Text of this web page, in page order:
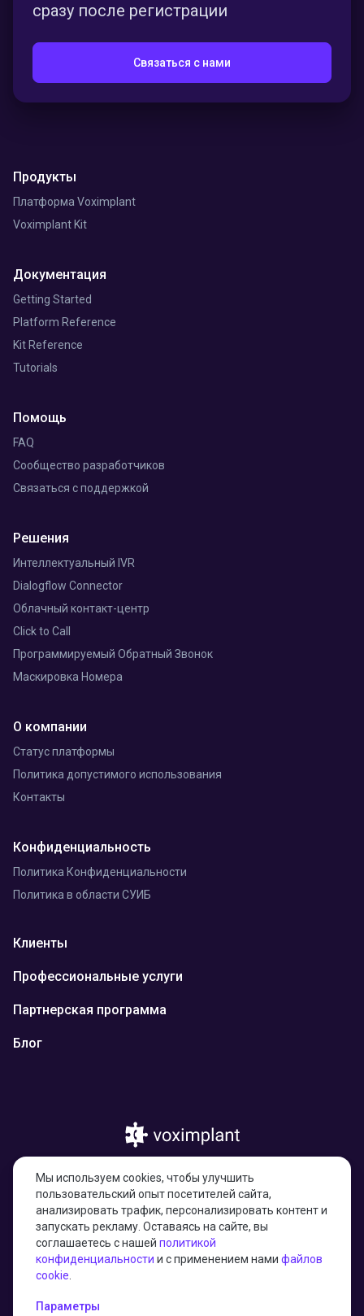
сразу после регистрации
Связаться с нами
Продукты
Платформа Voximplant
Voximplant Kit
Решения
Интеллектуальный IVR
Dialogflow Connector
Облачный контакт-центр
Click to Call
Программируемый Обратный Звонок
Маскировка Номера
Клиенты
Профессиональные услуги
Партнерская программа
Блог
Документация
Getting Started
Platform Reference
Kit Reference
Tutorials
Помощь
FAQ
Сообщество разработчиков
Связаться с поддержкой
О компании
Статус платформы
Политика допустимого использования
Контакты
Конфиденциальность
Политика Конфиденциальности
Политика в области СУИБ
Тарас Шевченко, здание 4/1, н.п. 17,
010000
Мы используем cookies, чтобы улучшить
пользовательский опыт посетителей сайта,
анализировать трафик, персонализировать контент и
запускать рекламу. Оставаясь на сайте, вы
соглашаетесь с нашей политикой
конфиденциальности и с применением нами файлов
cookie
Параметры